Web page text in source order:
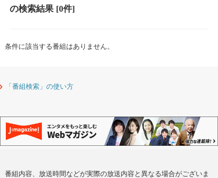
の検索結果[0件]
条件に該当する番組はありません。
「番組検索」の使い方
番組内容、放送時間などが実際の放送内容と異なる場合がございま